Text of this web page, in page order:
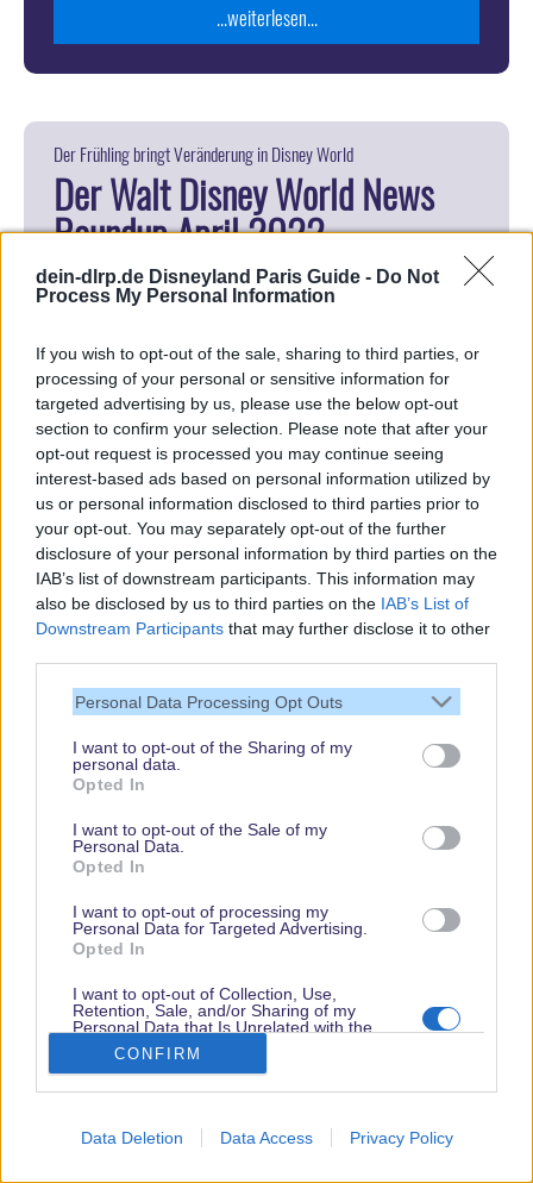
dein-dlrp.de Disneyland Paris Guide - Do Not
Process My Personal Information
If you wish to opt-out of the sale, sharing to third parties, or
processing of your personal or sensitive information for
targeted advertising by us, please use the below opt-out
section to confirm your selection. Please note that after your
opt-out request is processed you may continue seeing
interest-based ads based on personal information utilized by
us or personal information disclosed to third parties prior to
your opt-out. You may separately opt-out of the further
disclosure of your personal information by third parties on the
IAB’s list of downstream participants. This information may
also be disclosed by us to third parties on the IAB’s List of
Downstream Participants that may further disclose it to other
Personal Data Processing Opt Outs
I want to opt-out of the Sharing of my
personal data.
Opted In
I want to opt-out of the Sale of my
Personal Data.
Opted In
I want to opt-out of processing my
Personal Data for Targeted Advertising.
Opted In
I want to opt-out of Collection, Use,
Retention, Sale, and/or Sharing of my
Personal Data that Is Unrelated with the
Purposes for which it was collected.
Opted Out
CONFIRM
Data Deletion Data Access Privacy Policy
...weiterlesen...
Der Frühling bringt Veränderung in Disney World
Der Walt Disney World News
Roundup April 2022
Der Start des Epcot International Flower & Garden
Festivals, Änderungen bei Genie+, jede Menge
neues Merchandise und vieles mehr gibt es vom
es ganz genau wissen wollt, findet Ihr hier jetzt alle
einen Blick.
Neues aus Disney World
Der Walt Disney World News
Roundup Februar 2022